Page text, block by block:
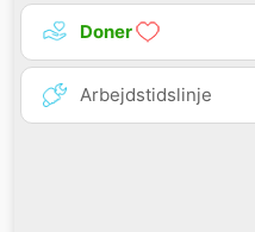
Doner
Arbejdstidslinje